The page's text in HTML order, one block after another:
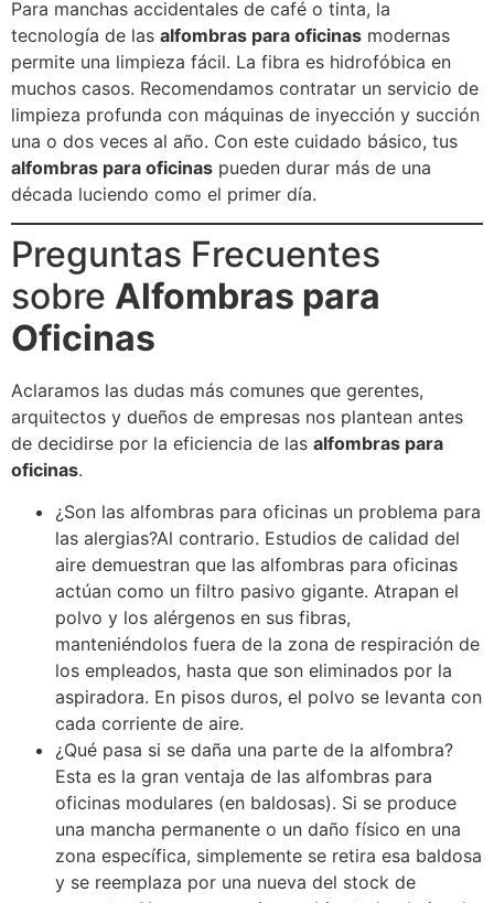
Para manchas accidentales de café o tinta, la
tecnología de las alfombras para oficinas modernas
permite una limpieza fácil. La fibra es hidrofóbica en
muchos casos. Recomendamos contratar un servicio de
limpieza profunda con máquinas de inyección y succión
una o dos veces al año. Con este cuidado básico, tus
alfombras para oficinas pueden durar más de una
década luciendo como el primer día.
Preguntas Frecuentes
sobre Alfombras para
Oficinas
Aclaramos las dudas más comunes que gerentes,
arquitectos y dueños de empresas nos plantean antes
de decidirse por la eficiencia de las alfombras para
oficinas.
¿Son las alfombras para oficinas un problema para
las alergias?Al contrario. Estudios de calidad del
aire demuestran que las alfombras para oficinas
actúan como un filtro pasivo gigante. Atrapan el
polvo y los alérgenos en sus fibras,
manteniéndolos fuera de la zona de respiración de
los empleados, hasta que son eliminados por la
aspiradora. En pisos duros, el polvo se levanta con
cada corriente de aire.
¿Qué pasa si se daña una parte de la alfombra?
Esta es la gran ventaja de las alfombras para
oficinas modulares (en baldosas). Si se produce
una mancha permanente o un daño físico en una
zona específica, simplemente se retira esa baldosa
y se reemplaza por una nueva del stock de